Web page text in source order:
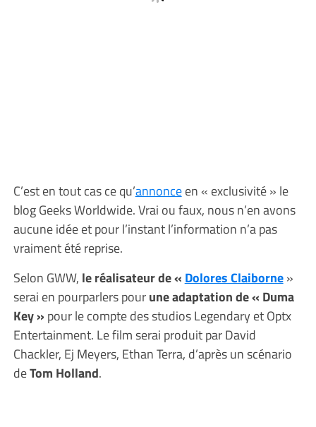
C’est en tout cas ce qu’annonceen « exclusivité » le
blog Geeks Worldwide. Vrai ou faux, nous n’en avons
aucune idée et pour l’instant l’information n’a pas
vraiment été reprise.
Selon GWW, le réalisateur de « Dolores Claiborne»
serai en pourparlers pourune adaptation de « Duma
Key » pour le compte des studios Legendary et Optx
Entertainment. Le film serai produit par David
Chackler, Ej Meyers, Ethan Terra, d’après un scénario
deTom Holland.